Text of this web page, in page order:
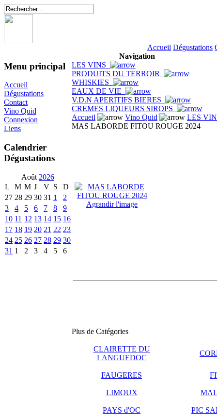
Accueil Dégustations
Menu principal
Accueil
Dégustations
Contact
Vino Quid
Connexion
Liens
Calendrier
Dégustations
Août 2026
L
M M J V S
D
27 28 29 30 31 1
2
3
4 5 6 7 8
9
10 11 12 13 14 15 16
17 18 19 20 21 22 23
24 25 26 27 28 29 30
31 1 2 3 4 5 6
Navigation
LES VINS
PRODUITS DU TERROIR
WHISKIES
EAUX DE VIE
V.D.N APERITIFS BIERES
CREMES LIQUEURS SIROPS
Accueil
Vino Quid
LES
MAS LABORDE FITOU ROUGE 2024
Agrandir l'image
Plus de Catégories
CLAIRETTE DU
LANGUEDOC
FAUGERES
LIMOUX
PAYS d'OC PIC